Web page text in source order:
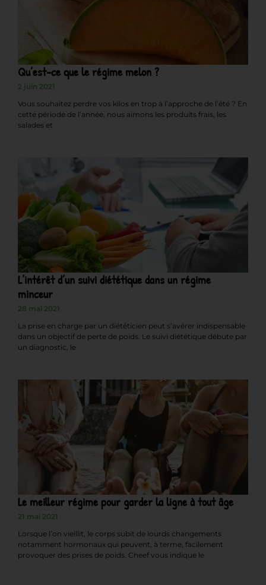
Qu’est-ce que le régime melon ?
2 juin 2021
Vous souhaitez perdre vos kilos en trop à l’approche de l’été ? En
cette période de l’année, nous aimons les produits frais, les
salades et
L’intérêt d’un suivi diététique dans un régime
minceur
28 mai 2021
La prise en charge par un diététicien peut s’avérer indispensable
dans un objectif de perte de poids. Le suivi diététique débute par
un diagnostic, le
Le meilleur régime pour garder la ligne à tout âge
21 mai 2021
Lorsque l’on vieillit, le corps subit de lourds changements
notamment hormonaux qui peuvent, à terme, facilement
provoquer des prises de poids. Cheef vous indique le